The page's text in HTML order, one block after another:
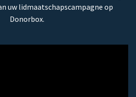
uw lidmaatschapscampagne op
Donorbox.